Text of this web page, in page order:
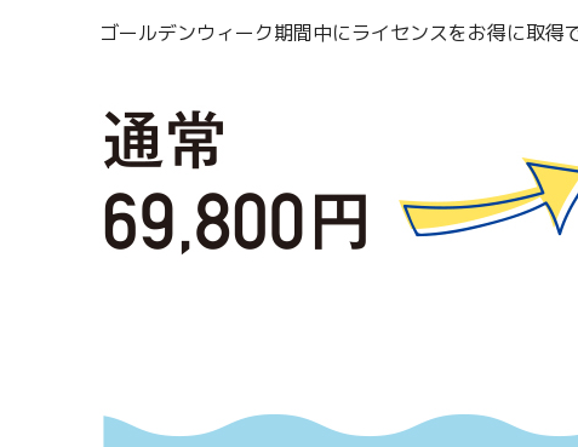
ゴールデンウィーク期間中にライセンスをお得に取